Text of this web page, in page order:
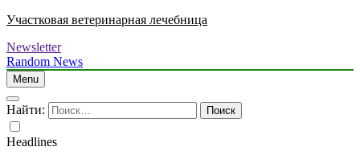
Участковая ветеринарная лечебница
Newsletter
Random News
Menu
Найти:
Headlines